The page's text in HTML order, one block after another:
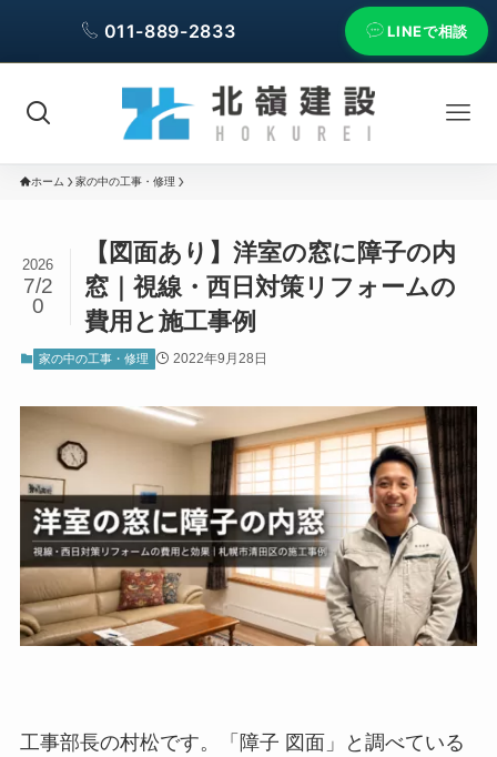
011-889-2833 LINEで相談
ホーム 家の中の工事・修理
【図面あり】洋室の窓に障子の内
窓｜視線・西日対策リフォームの
費用と施工事例
2026
7/2
0
家の中の工事・修理 2022年9月28日
工事部長の村松です。「障子 図面」と調べている